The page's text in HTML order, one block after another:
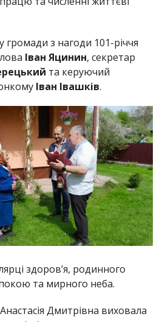
громади з нагоди 101-річчя
Іван Яцинин, секретар
та керуючий
Іван Івашків.
здоров’я, родинного
та мирного неба.
Дмитрівна виховала